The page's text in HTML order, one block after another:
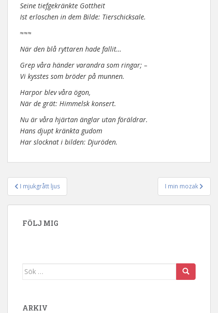
Seine tiefgekränkte Gottheit
Ist erloschen in dem Bilde: Tierschicksale.
≈≈≈
När den blå ryttaren hade fallit…
Grep våra händer varandra som ringar; –
Vi kysstes som bröder på munnen.
Harpor blev våra ögon,
När de grät: Himmelsk konsert.
Nu är våra hjärtan änglar utan föräldrar.
Hans djupt kränkta gudom
Har slocknat i bilden: Djuröden.
Inläggsnavigering
I mjukgrått ljus I min mozak
FÖLJ MIG
Sök efter:
ARKIV